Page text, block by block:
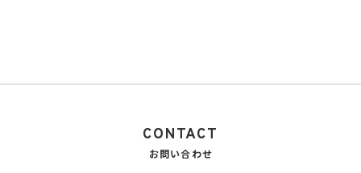
CONTACT
お問い合わせ